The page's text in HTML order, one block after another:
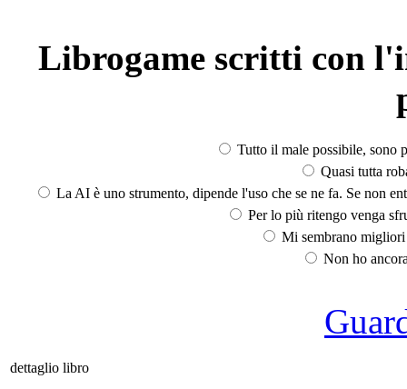
Librogame scritti con
Tutto il male possibile, sono
Quasi tutta
La AI è uno strumento, dipende l'uso che se ne fa. Se non
Per lo più ritengo venga
Mi sembrano
Non ho
dettaglio libro